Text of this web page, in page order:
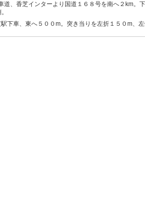
道、香芝インターより国道１６８号を南へ２km。
下車、東へ５００m。突き当りを左折１５０m、左